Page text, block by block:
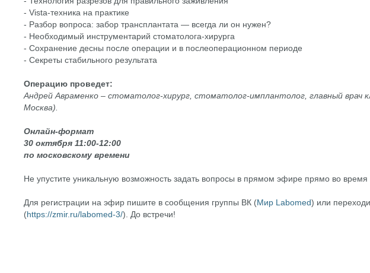
- Vista-техника на практике
- Разбор вопроса: забор трансплантата — всегда ли он нужен?
- Необходимый инструментарий стоматолога-хирурга
- Сохранение десны после операции и в послеоперационном периоде
- Секреты стабильного результата
Операцию проведет:
Андрей Авраменко – стоматолог-хирург, стоматолог-имплантолог, главный врач
Москва).
Онлайн-формат
30 октября 11:00-12:00
по московскому времени
Не упустите уникальную возможность задать вопросы в прямом эфире прямо во
Для регистрации на эфир пишите в сообщения группы ВК (Мир Labomed) или
(https://zmir.ru/labomed-3/). До встречи!